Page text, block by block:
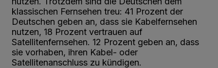
klassischen Fernsehen treu: 41 Prozent der
Deutschen geben an, dass sie Kabelfernsehen
nutzen, 18 Prozent vertrauen auf
Satellitenfernsehen. 12 Prozent geben an, dass
sie vorhaben, ihren Kabel- oder
Satellitenanschluss zu kündigen.